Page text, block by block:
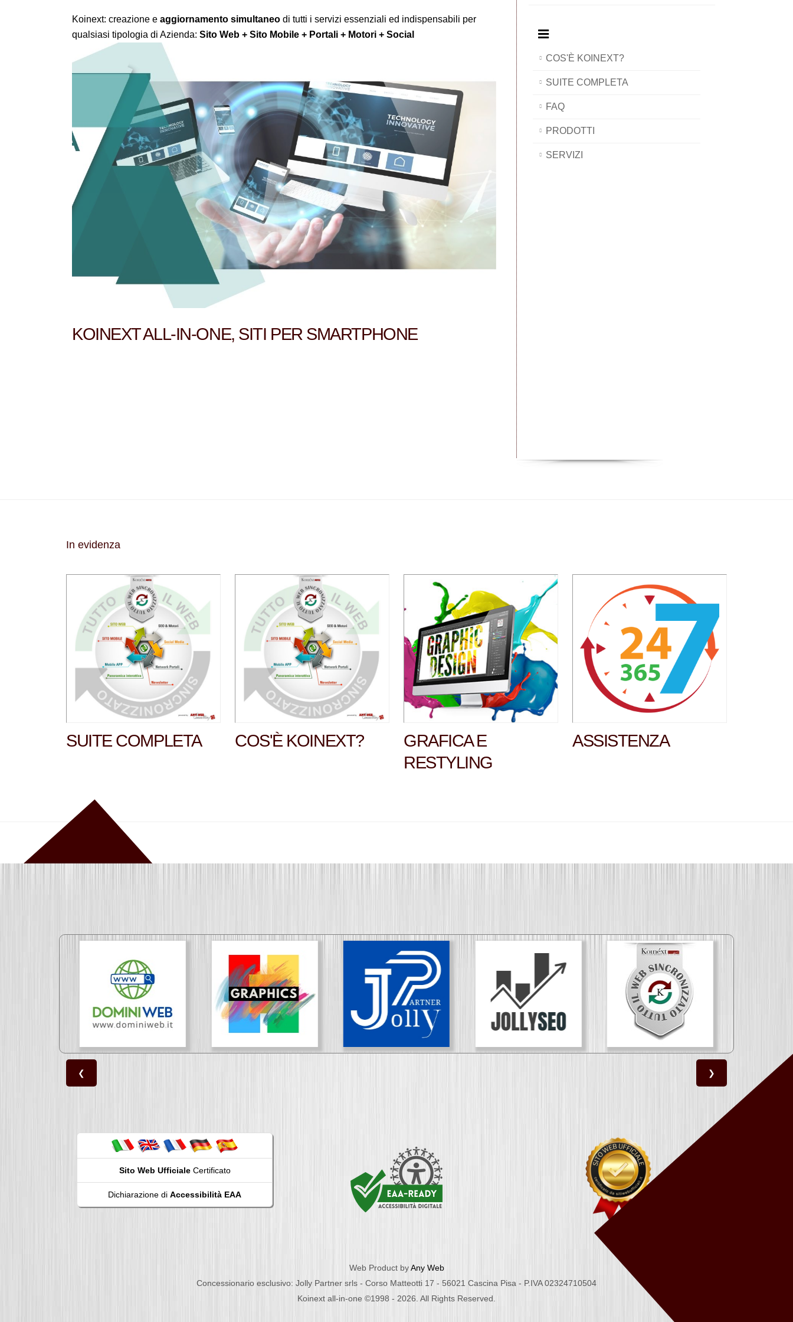
Koinext: creazione e aggiornamento simultaneo di tutti i servizi essenziali ed indispensabili per
qualsiasi tipologia di Azienda: Sito Web + Sito Mobile + Portali + Motori + Social
KOINEXT ALL-IN-ONE, SITI PER SMARTPHONE
COS'È KOINEXT?
SUITE COMPLETA
FAQ
PRODOTTI
SERVIZI
In evidenza
SUITE COMPLETA COS'È KOINEXT?
GRAFICA E
RESTYLING
ASSISTENZA
❮ ❯
Sito Web UfficialeCertificato
Dichiarazione di Accessibilità EAA
Web Product byAny Web
Concessionario esclusivo: Jolly Partner srls - Corso Matteotti 17 - 56021 Cascina Pisa - P.IVA 02324710504
Koinext all-in-one ©1998 - 2026. All Rights Reserved.